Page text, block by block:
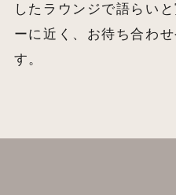
したラウンジで語らい
ーに近く、お待ち合わ
す。